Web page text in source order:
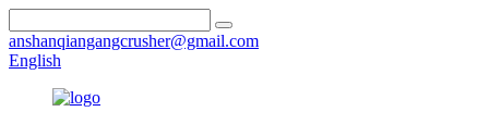
anshanqiangangcrusher@gmail.com
English